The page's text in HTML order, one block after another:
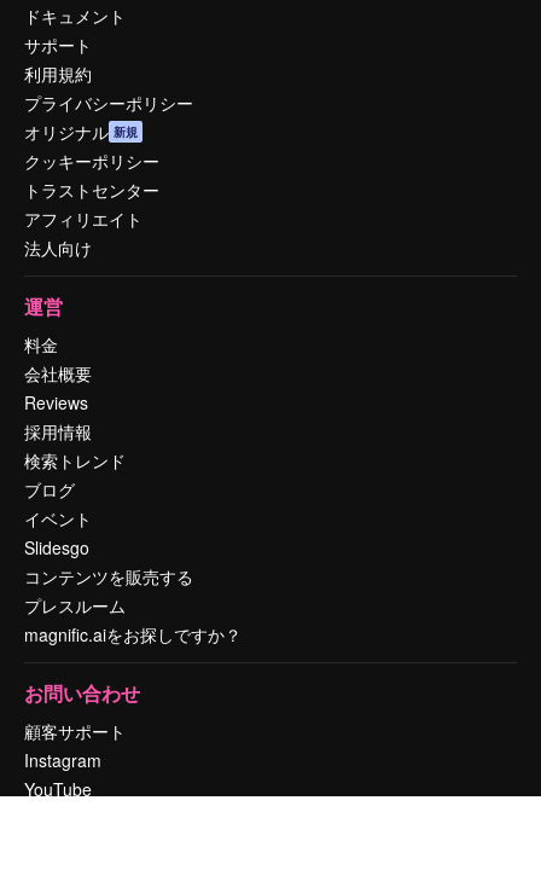
ドキュメント
サポート
利用規約
プライバシーポリシー
オリジナル 新規
クッキーポリシー
トラストセンター
アフィリエイト
法人向け
運営
料金
会社概要
Reviews
採用情報
検索トレンド
ブログ
イベント
Slidesgo
コンテンツを販売する
プレスルーム
magnific.aiをお探しですか？
お問い合わせ
顧客サポート
Instagram
YouTube